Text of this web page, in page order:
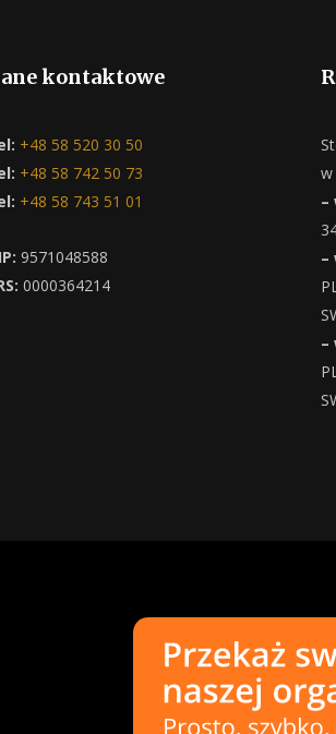
kontaktowe
+48 58 520 30 50
+48 58 742 50 73
+48 58 743 51 01
9571048588
0000364214
w
–
–
–